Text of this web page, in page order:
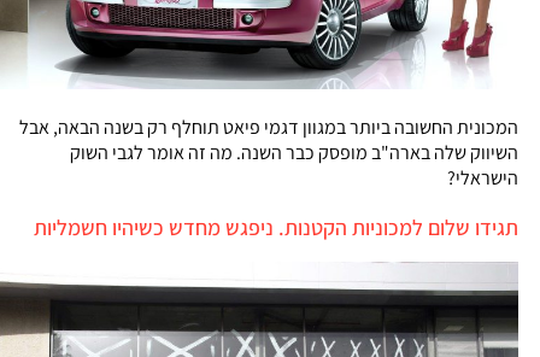
המכונית החשובה ביותר במגוון דגמי פיאט תוחלף רק בשנה הבאה, אבל
השיווק שלה בארה"ב מופסק כבר השנה. מה זה אומר לגבי השוק
הישראלי?
תגידו שלום למכוניות הקטנות. ניפגש מחדש כשיהיו חשמליות